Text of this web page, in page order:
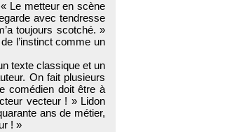
Le metteur en scène
avec tendresse
toujours scotché. »
l’instinct comme un
texte classique et un
On fait plusieurs
comédien doit être à
vecteur ! » Lidon
ans de métier,
! »